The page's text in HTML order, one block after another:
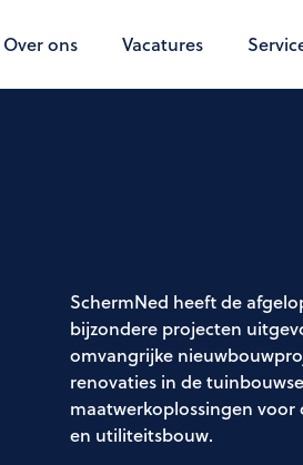
Over ons Vacatures
SchermNed heeft de
bijzondere projecten
omvangrijke
renovaties in de
maatwerkoplossingen
en utiliteitsbouw.